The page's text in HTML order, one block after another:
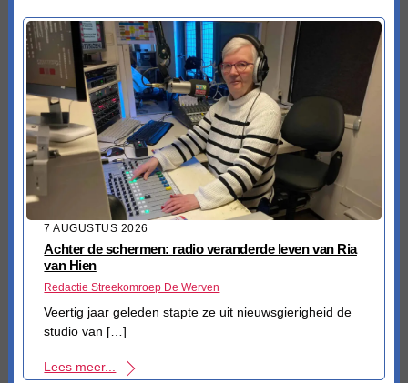
7 AUGUSTUS 2026
Achter de schermen: radio veranderde leven van Ria
van Hien
Redactie Streekomroep De Werven
Veertig jaar geleden stapte ze uit nieuwsgierigheid de
studio van […]
Lees meer...